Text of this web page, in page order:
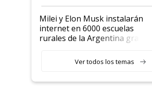
Milei y Elon Musk instalarán
internet en 6000 escuelas
rurales de la Argentina gracias
Ver todos los temas